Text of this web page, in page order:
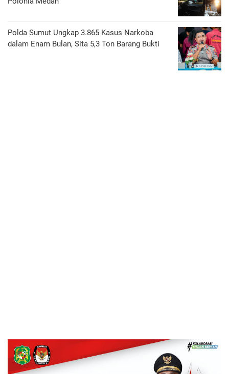
Polda Sumut Ungkap 3.865 Kasus Narkoba
dalam Enam Bulan, Sita 5,3 Ton Barang Bukti